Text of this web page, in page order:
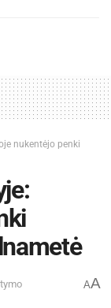
nukentėjo penki
AA